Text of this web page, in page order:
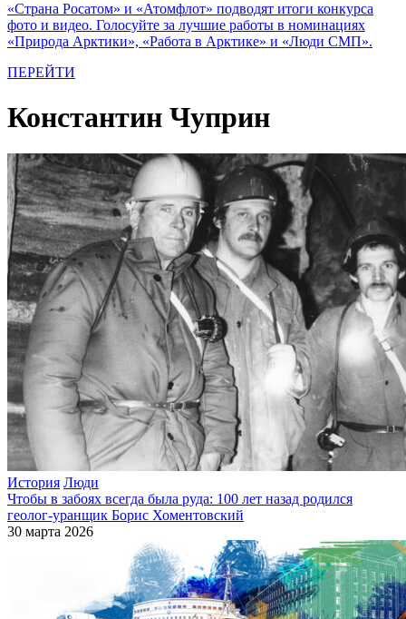
«Страна Росатом» и «Атомфлот» подводят итоги конкурса
фото и видео. Голосуйте за лучшие работы в номинациях
«Природа Арктики», «Работа в Арктике» и «Люди СМП».
ПЕРЕЙТИ
Константин Чуприн
История Люди
Чтобы в забоях всегда была руда: 100 лет назад родился
геолог-уранщик Борис Хоментовский
30 марта 2026